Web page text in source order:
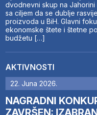
dvodnevni skup na Jahorini
sa ciljem da se dublje
proizvoda u BiH. Glavni
ekonomske štete i štetne
budžetu […]
AKTIVNOSTI
22. Juna 2026.
NAGRADNI